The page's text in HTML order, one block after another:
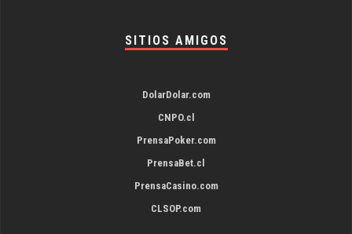
SITIOS AMIGOS
DolarDolar.com
CNPO.cl
PrensaPoker.com
PrensaBet.cl
PrensaCasino.com
CLSOP.com